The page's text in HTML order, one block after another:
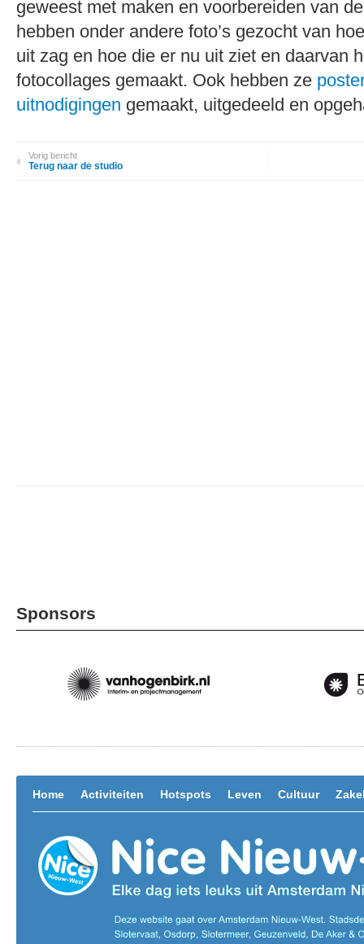
geweest met maken en voorbereiden van
hebben onder andere foto’s gezocht van
uit zag en hoe die er nu uit ziet en daarvan
fotocollages gemaakt. Ook hebben ze
uitnodigingen gemaakt, uitgedeeld en
Vorig bericht
Terug naar de studio
Sponsors
Home Activiteiten Hotspots Leven Cultuur